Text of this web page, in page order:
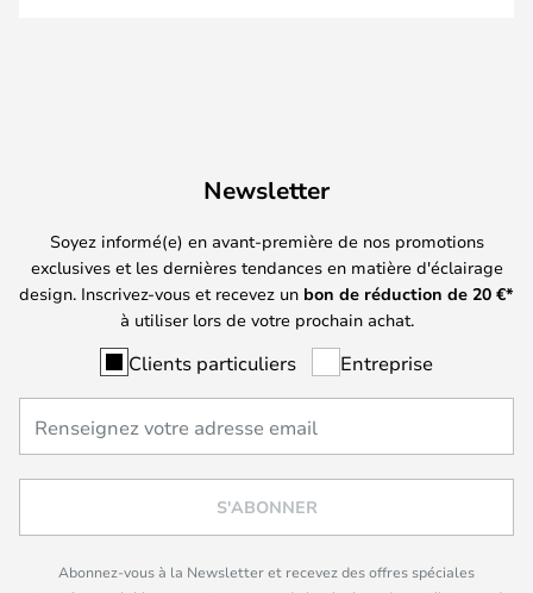
Newsletter
Soyez informé(e) en avant-première de nos promotions
exclusives et les dernières tendances en matière d'éclairage
design. Inscrivez-vous et recevez un bon de réduction de 20 €*
à utiliser lors de votre prochain achat.
Clients particuliers Entreprise
S'ABONNER
Abonnez-vous à la Newsletter et recevez des offres spéciales